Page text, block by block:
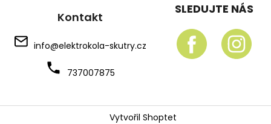
Kontakt
info@elektrokola-skutry.cz
737007875
SLEDUJTE NÁS
Vytvořil Shoptet